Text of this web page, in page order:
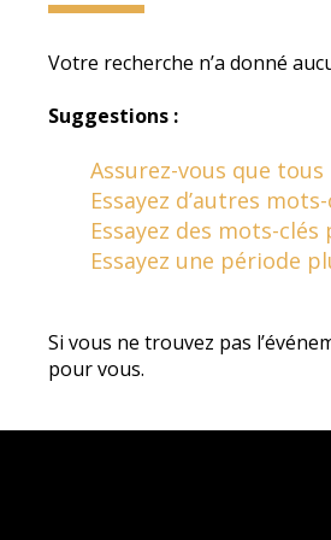
Votre recherche n’a donné
Suggestions :
Assurez-vous que
Essayez d’autres
Essayez des mots-clés
Essayez une période
Si vous ne trouvez pas
pour vous.